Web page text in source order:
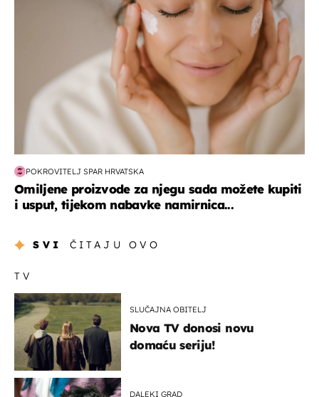
POKROVITELJ SPAR HRVATSKA
Omiljene proizvode za njegu sada možete kupiti
i usput, tijekom nabavke namirnica...
SVI ČITAJU OVO
TV
SLUČAJNA OBITELJ
Nova TV donosi novu
domaću seriju!
DALEKI GRAD